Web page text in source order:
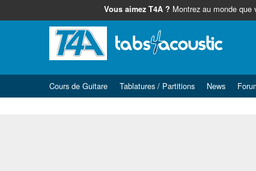
Vous aimez T4A ? Montrez au monde que
Cours de Guitare Tablatures / Partitions News